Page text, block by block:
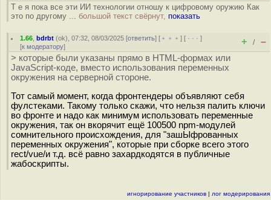
Т е я пока все эти ИИ технологии отношу к цифровому оружию Как
это по другому ... большой текст свёрнут, показать
1.66 ,bdrbt (ok), 07:32, 08/03/2025 [ответить] [ ﹢﹢﹢] [ · · ·]
[к модератору] + / –
> которые были указаны прямо в HTML-формах или
JavaScript-коде, вместо использования переменных
окружения на серверной стороне.
Тот самый момент, когда фронтендеры объявляют себя
фулстеками. Такому только скажи, что нельзя палить ключи
во фронте и надо как минимум использовать переменные
окружения, так он вкорячит ещё 100500 npm-модулей
сомнительного происхождения, для "зашЫфрованных
переменных окружения", которые при сборке всего этого
rect/vue/и т.д. всё равно захардкодятся в публичные
жабоскрипты.
игнорирование участников | лог модерирования